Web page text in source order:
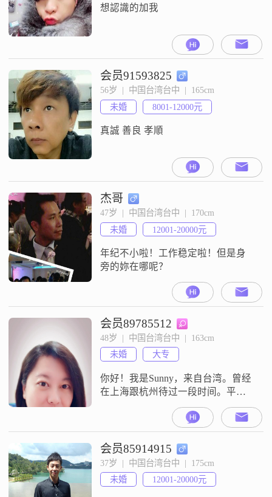
想認識的加我
会员91593825
56岁  |  中国台湾台中  |  165cm
未婚
8001-12000元
真誠 善良 孝順
杰哥
47岁  |  中国台湾台中  |  170cm
未婚
12001-20000元
年纪不小啦！工作稳定啦！但是身
旁的妳在哪呢？
会员89785512
48岁  |  中国台湾台中  |  163cm
未婚
大专
你好！我是Sunny，来自台湾。曾经
在上海跟杭州待过一段时间。平常
喜欢电影、阅读、美食、旅游。透
过朋友介绍这个交友平台。希望遇
见真诚的人....感谢浏览我的资料。
期待大家都能找到真爱。
会员85914915
37岁  |  中国台湾台中  |  175cm
未婚
12001-20000元